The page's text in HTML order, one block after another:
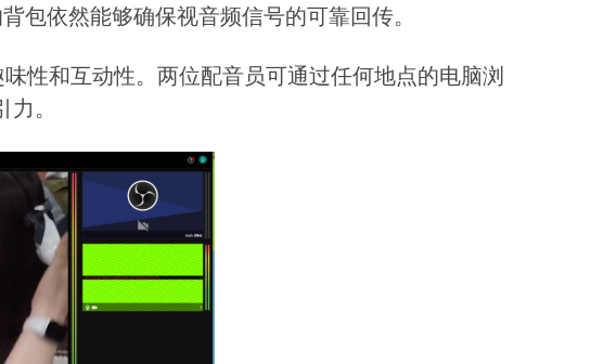
包依然能够确保视音频信号的可靠回传。
性和互动性。两位配音员可通过任何地点的电脑浏
。